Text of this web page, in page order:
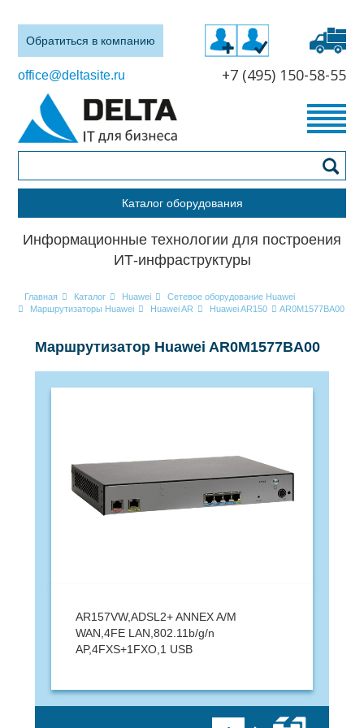
Обратиться в компанию
office@deltasite.ru +7 (495) 150-58-55
Каталог оборудования
Информационные технологии для построения
ИТ-инфраструктуры
Главная Каталог Huawei
Сетевое оборудование Huawei
Маршрутизаторы Huawei
Huawei AR Huawei AR150 AR0M1577BA00
Маршрутизатор Huawei AR0M1577BA00
AR157VW,ADSL2+ ANNEX A/M
WAN,4FE LAN,802.11b/g/n
AP,4FXS+1FXO,1 USB